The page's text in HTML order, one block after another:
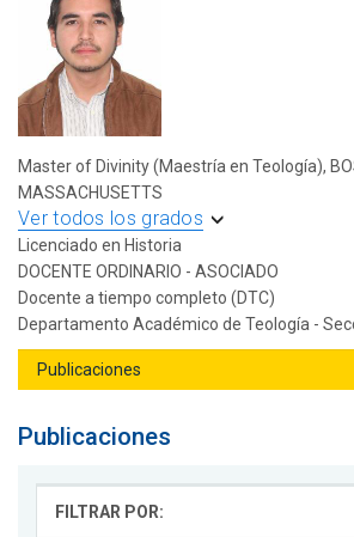
Master of Divinity (Maestría en Teología),
MASSACHUSETTS
Ver todos los grados
Licenciado en Historia
DOCENTE ORDINARIO - ASOCIADO
Docente a tiempo completo (DTC)
Departamento Académico de Teología -
Publicaciones
FILTRAR POR: